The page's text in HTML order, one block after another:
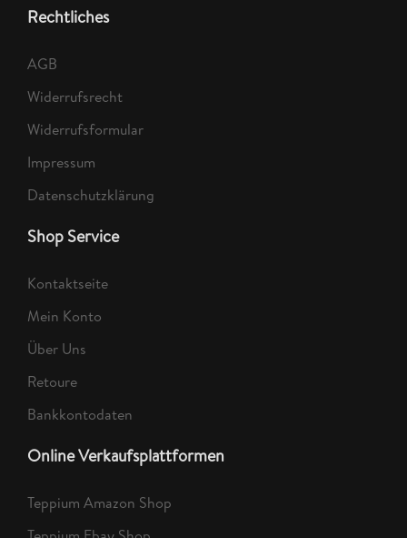
Rechtliches
AGB
Widerrufsrecht
Widerrufsformular
Impressum
Datenschutzklärung
Shop Service
Kontaktseite
Mein Konto
Über Uns
Retoure
Bankkontodaten
Online Verkaufsplattformen
Teppium Amazon Shop